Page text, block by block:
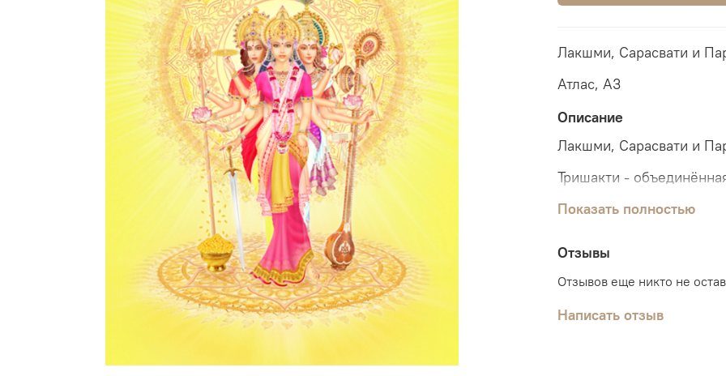
Лакшми, Сарасвати и
Атлас, А3
Описание
Лакшми, Сарасвати и
Тришакти -
Брахмы. Форма
Атлас, А3
Оттенок цвета на
Показать полностью
Отзывы
Отзывов еще никто не
Написать отзыв